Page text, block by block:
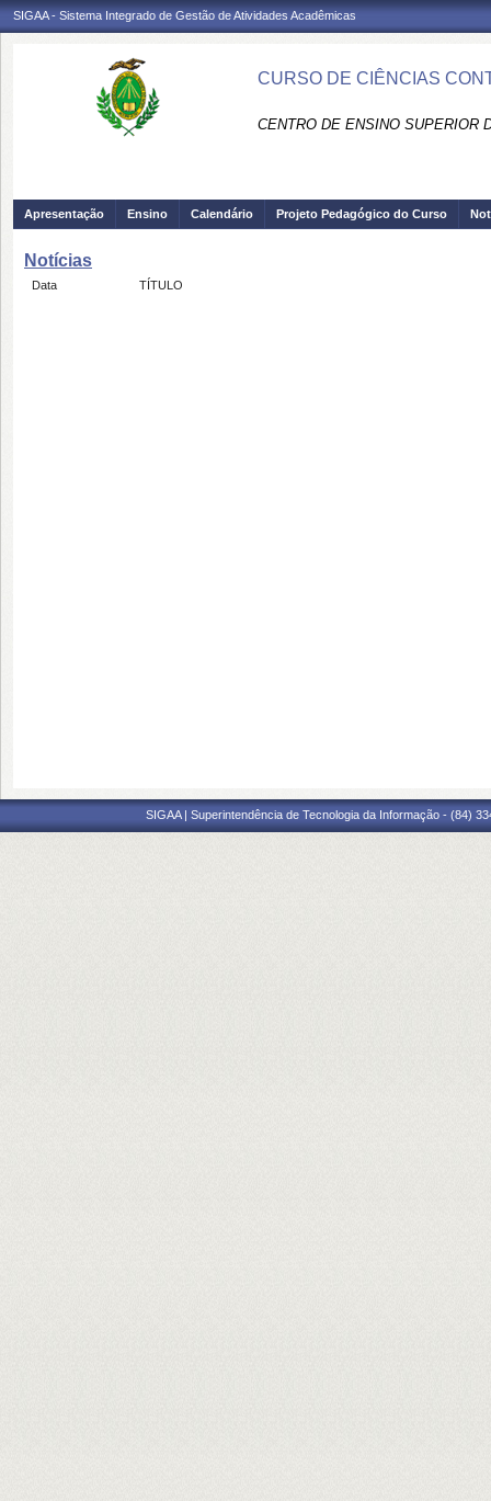
SIGAA - Sistema Integrado de Gestão de Atividades Acadêmicas
CURSO DE CIÊNCIAS
CENTRO DE ENSINO SUPERIOR
Apresentação Ensino Calendário Projeto Pedagógico do Curso
Notícias
Data TÍTULO
SIGAA | Superintendência de Tecnologia da Informação - (84)